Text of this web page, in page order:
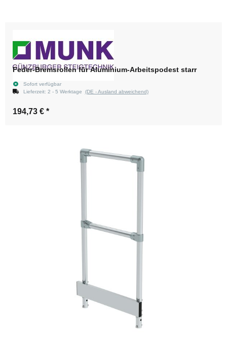
Feder-Bremsrollen für Aluminium-Arbeitspodest starr
Sofort verfügbar
Lieferzeit: 2 - 5 Werktage (DE - Ausland abweichend)
194,73 € *